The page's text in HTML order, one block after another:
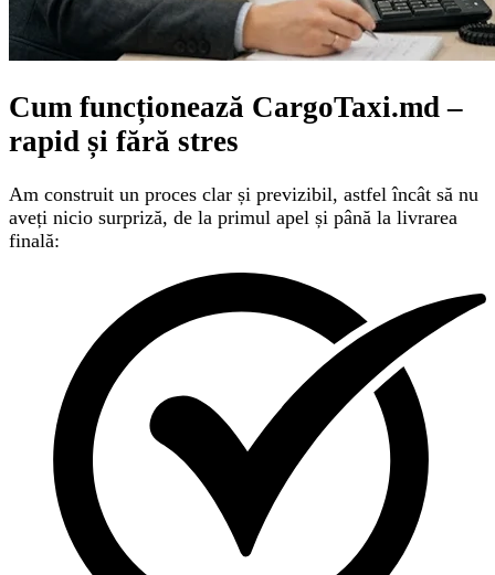
Cum funcționează CargoTaxi.md –
rapid și fără stres
Am construit un proces clar și previzibil, astfel încât să nu
aveți nicio surpriză, de la primul apel și până la livrarea
finală: